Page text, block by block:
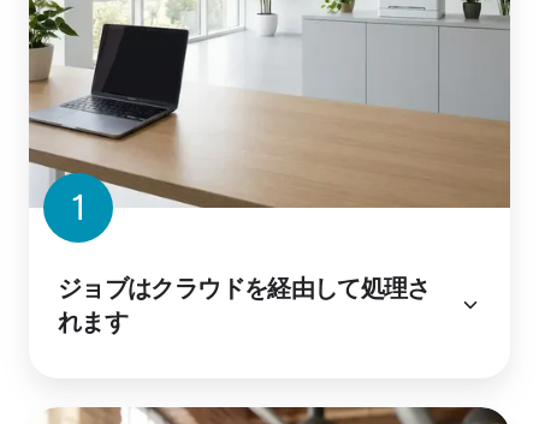
1
ジョブはクラウドを経由して処理さ
れます